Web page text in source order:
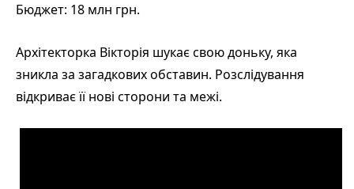
Бюджет: 18 млн грн.
Архітекторка Вікторія шукає свою доньку, яка
зникла за загадкових обставин. Розслідування
відкриває її нові сторони та межі.